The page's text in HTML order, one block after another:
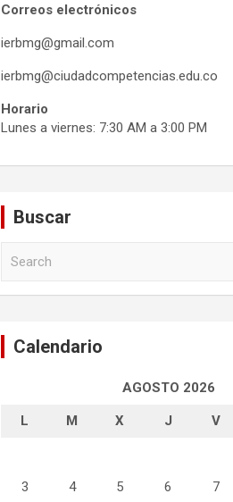
Correos electrónicos
ierbmg@gmail.com
ierbmg@ciudadcompetencias.edu.co
Horario
Lunes a viernes: 7:30 AM a 3:00 PM
Buscar
Calendario
AGOSTO 2026
L M X J V
3 4 5 6 7